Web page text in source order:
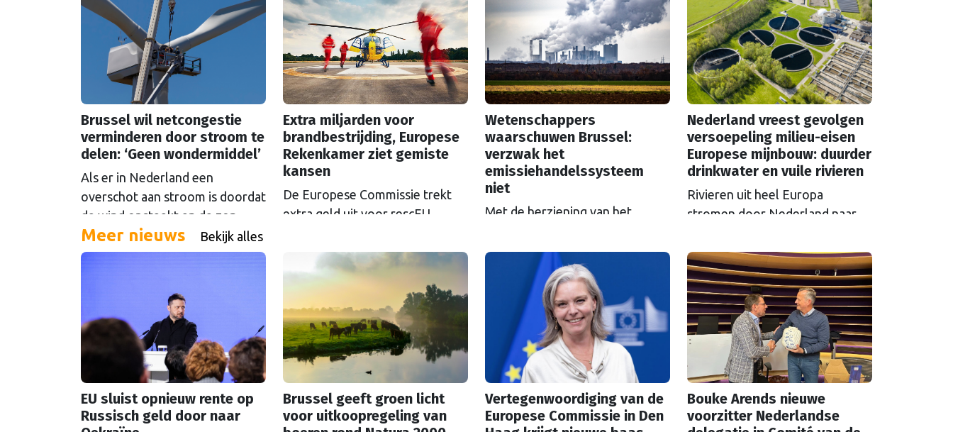
Brussel wil netcongestie
verminderen door stroom te
delen: ‘Geen wondermiddel’
Als er in Nederland een
overschot aan stroom is doordat
de wind opsteekt en de zon
schijnt, loont het om die stroom
te delen. Maar Europese
maken stuiten op kritiek.
Extra miljarden voor
brandbestrijding, Europese
Rekenkamer ziet gemiste
kansen
De Europese Commissie trekt
extra geld uit voor rescEU,
Maar dat geld wordt niet altijd
even goed uitgegeven, ziet de
Europese Rekenkamer.
Wetenschappers
waarschuwen Brussel:
verzwak het
emissiehandelssysteem
niet
Met de herziening van het
emissiehandelssysteem ETS in
zicht, groeien de klachten over
de ‘koolstoftaks’. Zal ETS
versoepeld worden? Als het aan
wetenschappers ligt, is dat een
grove fout.
Nederland vreest gevolgen
versoepeling milieu-eisen
Europese mijnbouw: duurder
drinkwater en vuile rivieren
Rivieren uit heel Europa
stromen door Nederland naar
Als Brussel de milieu-eisen voor
mijnbouwbedrijven versoepelt,
zijn het de Nederlandse
drinkwaterbedrijven die dat
moeten oplossen.
Meer nieuws Bekijk alles
EU sluist opnieuw rente op
Russisch geld door naar
Brussel geeft groen licht
voor uitkoopregeling van
Vertegenwoordiging van de
Europese Commissie in Den
Bouke Arends nieuwe
voorzitter Nederlandse